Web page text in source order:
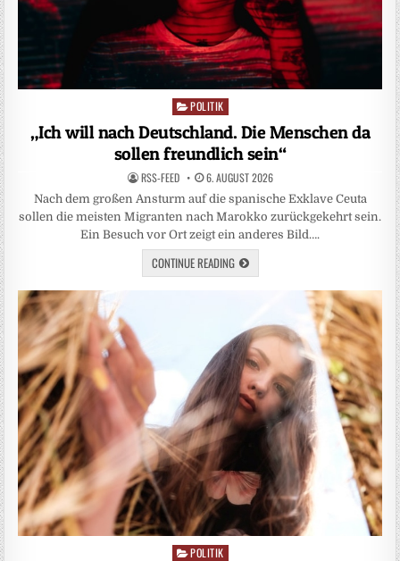
Posted
in
POLITIK
„Ich will nach Deutschland. Die Menschen da
sollen freundlich sein“
RSS-FEED 6. AUGUST 2026
Nach dem großen Ansturm auf die spanische Exklave Ceuta
sollen die meisten Migranten nach Marokko zurückgekehrt sein.
Ein Besuch vor Ort zeigt ein anderes Bild….
CONTINUE READING
Posted
POLITIK